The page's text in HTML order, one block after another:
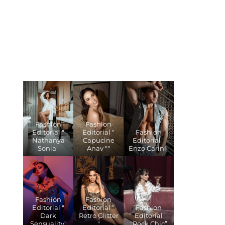
Fashion
Editorial "
Nathanya
Sonia"
Fashion
Editorial "
Capucine
Anav ""
Fashion
Editorial "
Enzo Carini"
Fashion
Editorial "
Dark
Sensuality"
Fashion
Editorial "
Retro Glitter
"
Fashion
Editorial
“Rock Chic”